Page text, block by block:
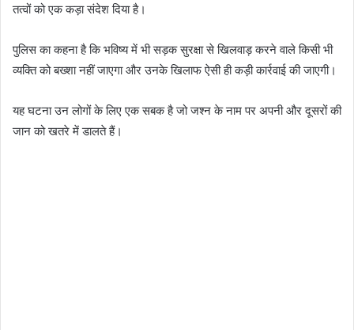
तत्वों को एक कड़ा संदेश दिया है।
पुलिस का कहना है कि भविष्य में भी सड़क सुरक्षा से खिलवाड़ करने वाले किसी भी
व्यक्ति को बख्शा नहीं जाएगा और उनके खिलाफ ऐसी ही कड़ी कार्रवाई की जाएगी।
यह घटना उन लोगों के लिए एक सबक है जो जश्न के नाम पर अपनी और दूसरों की
जान को खतरे में डालते हैं।